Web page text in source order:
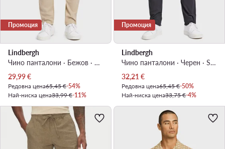
Промоция
Lindbergh
Чино панталони · Бежов · Slim Fit
Актуална цена
29,99€
Редовна цена65,45 €-54%
Най-ниска цена33,99 €-11%
Промоция
Lindbergh
Чино панталони · Черен · Slim Fit
Актуална цена
32,21 €
Редовна цена65,45 €-50%
Най-ниска цена33,75 €-4%